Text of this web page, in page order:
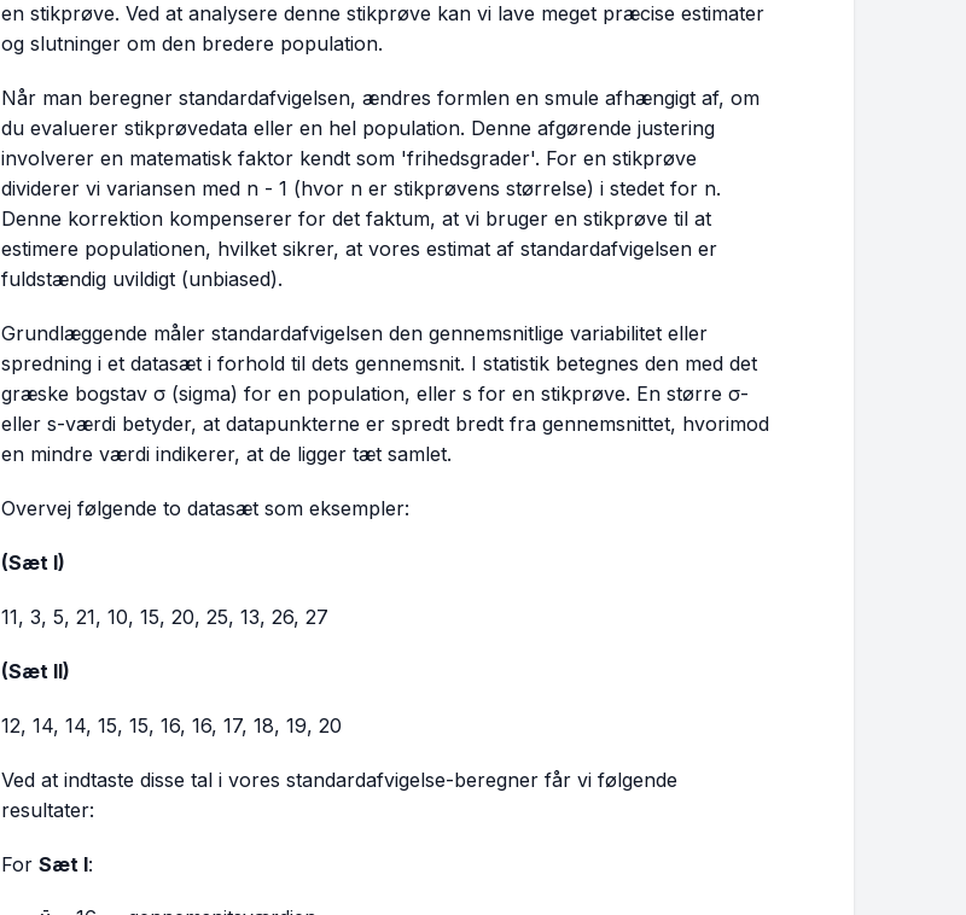
en stikprøve. Ved at analysere denne stikprøve kan vi lave meget præcise estimater
og slutninger om den bredere population.
Når man beregner standardafvigelsen, ændres formlen en smule afhængigt af, om
du evaluerer stikprøvedata eller en hel population. Denne afgørende justering
involverer en matematisk faktor kendt som 'frihedsgrader'. For en stikprøve
dividerer vi variansen med n - 1 (hvor n er stikprøvens størrelse) i stedet for n.
Denne korrektion kompenserer for det faktum, at vi bruger en stikprøve til at
estimere populationen, hvilket sikrer, at vores estimat af standardafvigelsen er
fuldstændig uvildigt (unbiased).
Grundlæggende måler standardafvigelsen den gennemsnitlige variabilitet eller
spredning i et datasæt i forhold til dets gennemsnit. I statistik betegnes den med det
græske bogstav σ (sigma) for en population, eller s for en stikprøve. En større σ-
eller s-værdi betyder, at datapunkterne er spredt bredt fra gennemsnittet, hvorimod
en mindre værdi indikerer, at de ligger tæt samlet.
Overvej følgende to datasæt som eksempler:
(Sæt I)
11, 3, 5, 21, 10, 15, 20, 25, 13, 26, 27
(Sæt II)
12, 14, 14, 15, 15, 16, 16, 17, 18, 19, 20
Ved at indtaste disse tal i vores standardafvigelse-beregner får vi følgende
resultater:
For Sæt I: